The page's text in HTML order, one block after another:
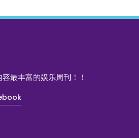
最丰富的娱乐周刊！！